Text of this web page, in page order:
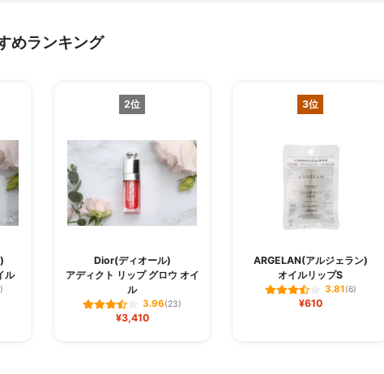
めランキング
ル
2位
Dior(ディオール)
アディクト リップ グロウ オイ
ル
3.96(23)
¥3,410
3位
ARGELAN(アルジェラン)
オイルリップS
3.81(6)
¥610